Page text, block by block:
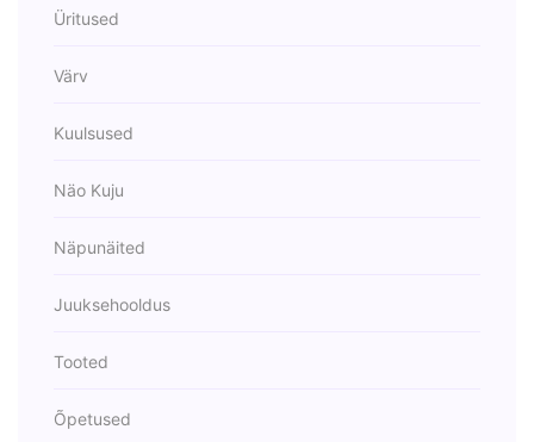
Üritused
Värv
Kuulsused
Näo Kuju
Näpunäited
Juuksehooldus
Tooted
Õpetused